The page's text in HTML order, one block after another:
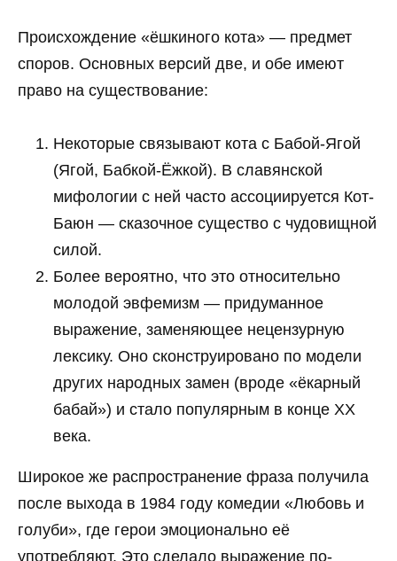
Происхождение «ёшкиного кота» — предмет
споров. Основных версий две, и обе имеют
право на существование:
Некоторые связывают кота с Бабой-Ягой
(Ягой, Бабкой-Ёжкой). В славянской
мифологии с ней часто ассоциируется Кот-
Баюн — сказочное существо с чудовищной
силой.
Более вероятно, что это относительно
молодой эвфемизм — придуманное
выражение, заменяющее нецензурную
лексику. Оно сконструировано по модели
других народных замен (вроде «ёкарный
бабай») и стало популярным в конце XX
века.
Широкое же распространение фраза получила
после выхода в 1984 году комедии «Любовь и
голуби», где герои эмоционально её
употребляют. Это сделало выражение по-